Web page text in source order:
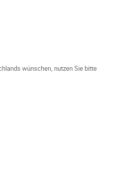
wünschen, nutzen Sie bitte